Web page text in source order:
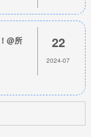
@所
22
2024-07